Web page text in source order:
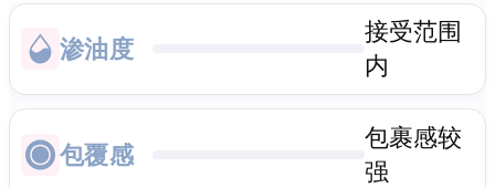
渗油度
接受范围
内
包覆感
包裹感较
强